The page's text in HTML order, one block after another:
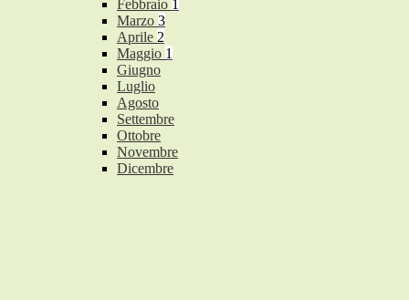
Febbraio 1
Marzo 3
Aprile 2
Maggio 1
Giugno
Luglio
Agosto
Settembre
Ottobre
Novembre
Dicembre